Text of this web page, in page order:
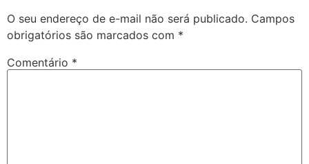
O seu endereço de e-mail não será publicado. Campos
obrigatórios são marcados com *
Comentário *